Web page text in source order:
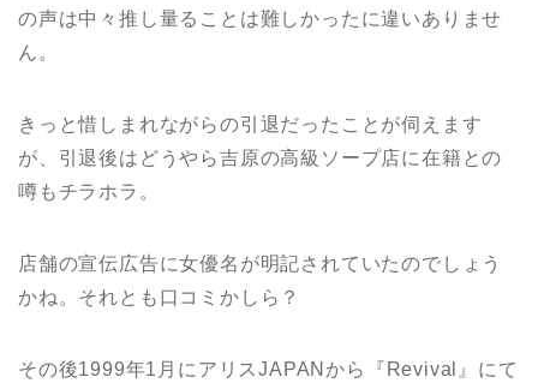
の声は中々推し量ることは難しかったに違いありませ
ん。
きっと惜しまれながらの引退だったことが伺えます
が、引退後はどうやら吉原の高級ソープ店に在籍との
噂もチラホラ。
店舗の宣伝広告に女優名が明記されていたのでしょう
かね。それとも口コミかしら？
その後1999年1月にアリスJAPANから『Revival』にて